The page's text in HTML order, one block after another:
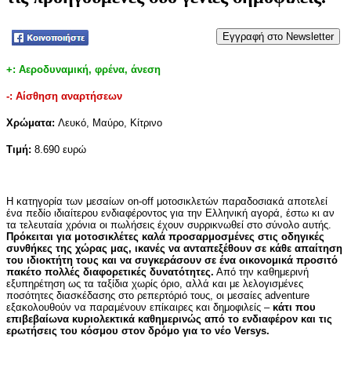
Tweet
+: Αεροδυναμική, φρένα, άνεση
-: Αίσθηση αναρτήσεων
Χρώματα: Λευκό, Μαύρο, Κίτρινο
Τιμή: 8.690 ευρώ
Η κατηγορία των μεσαίων on-off μοτοσικλετών παραδοσιακά αποτελεί
ένα πεδίο ιδιαίτερου ενδιαφέροντος για την Ελληνική αγορά, έστω κι αν
τα τελευταία χρόνια οι πωλήσεις έχουν συρρικνωθεί στο σύνολο αυτής.
Πρόκειται για μοτοσικλέτες καλά προσαρμοσμένες στις οδηγικές
συνθήκες της χώρας μας, ικανές να ανταπεξέθουν σε κάθε απαίτηση
του ιδιοκτήτη τους και να συγκεράσουν σε ένα οικονομικά προσιτό
πακέτο πολλές διαφορετικές δυνατότητες. Από την καθημερινή
εξυπηρέτηση ως τα ταξίδια χωρίς όριο, αλλά και με λελογισμένες
ποσότητες διασκέδασης στο ρεπερτόριό τους, οι μεσαίες adventure
εξακολουθούν να παραμένουν επίκαιρες και δημοφιλείς – κάτι που
επιβεβαίωνα κυριολεκτικά καθημερινώς από το ενδιαφέρον και τις
ερωτήσεις του κόσμου στον δρόμο για το νέο Versys.